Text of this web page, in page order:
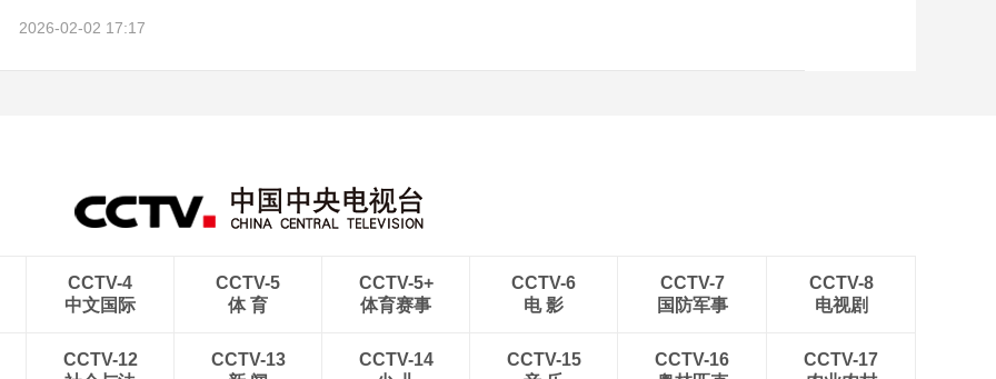
2026-02-02 17:17
CCTV-4
中文国际
CCTV-5
体 育
CCTV-5+
体育赛事
CCTV-6
电 影
CCTV-7
国防军事
CCTV-8
电视剧
CCTV-12
CCTV-13
CCTV-14
CCTV-15
CCTV-16
CCTV-17